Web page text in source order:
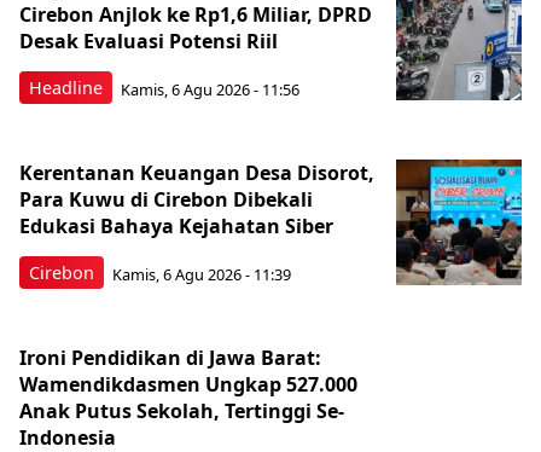
Headline
Cirebon Anjlok ke Rp1,6 Miliar, DPRD
Desak Evaluasi Potensi Riil
Kamis, 6 Agu 2026 - 11:56
Cirebon
Kerentanan Keuangan Desa Disorot,
Para Kuwu di Cirebon Dibekali
Edukasi Bahaya Kejahatan Siber
Kamis, 6 Agu 2026 - 11:39
Ironi Pendidikan di Jawa Barat:
Wamendikdasmen Ungkap 527.000
Anak Putus Sekolah, Tertinggi Se-
Indonesia